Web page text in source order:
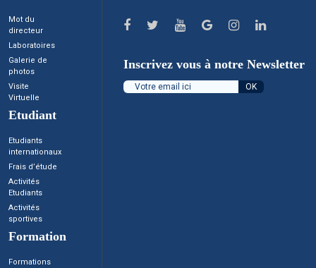
Mot du
directeur
Laboratoires
Galerie de
photos
Visite
Virtuelle
Etudiant
Etudiants
internationaux
Frais d’étude
Activités
Etudiants
Activités
sportives
Formation
Formations
Inscrivez vous à notre Newsletter